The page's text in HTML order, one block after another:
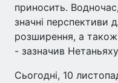
приносить.
значні перспективи
розширення, а
- зазначив
Сьогодні, 10